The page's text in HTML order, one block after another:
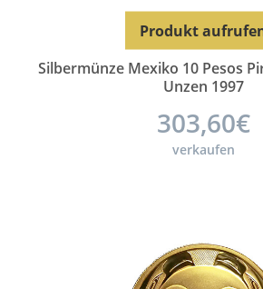
Silbermünze Mexiko 10 Pesos
Unzen 1997
303,60€
verkaufen
Produkt